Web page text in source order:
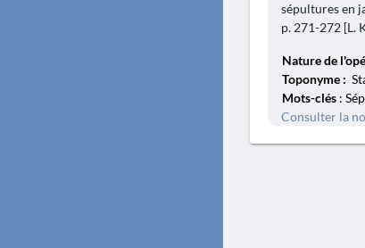
sépultures en
p. 271-272 [L.
Nature de
Toponyme :
Mots-clés :
Consulter la